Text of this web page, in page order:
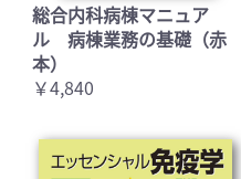
総合内科病棟マニュア
ル 病棟業務の基礎（赤
本）
￥4,840